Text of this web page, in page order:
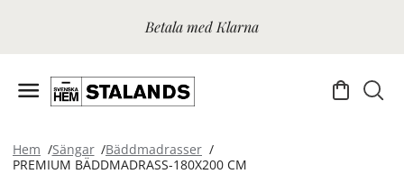
Betala med Klarna
Hem Sängar
Bäddmadrasser
PREMIUM BÄDDMADRASS-180X200 CM